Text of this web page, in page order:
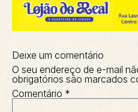
Deixe um comentário
O seu endereço de e-mail
obrigatórios são marcados
Comentário *